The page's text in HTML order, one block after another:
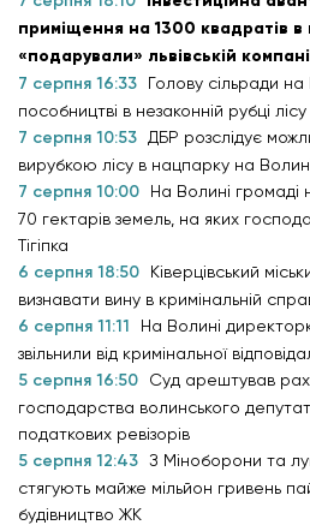
приміщення на 1300 квадратів в
«подарували» львівській
7 серпня 16:33
Голову сільради
пособництві в незаконній рубці лісу
7 серпня 10:53
ДБР розслідує
вирубкою лісу в нацпарку на
7 серпня 10:00
На Волині громаді
70 гектарів земель, на яких
Тігіпка
6 серпня 18:50
Ківерцівський
визнавати вину в кримінальній
6 серпня 11:11
На Волині
звільнили від кримінальної
5 серпня 16:50
Суд арештував
господарства волинського
податкових ревізорів
5 серпня 12:43 З Міноборони та
стягують майже мільйон гривень
будівництво ЖК